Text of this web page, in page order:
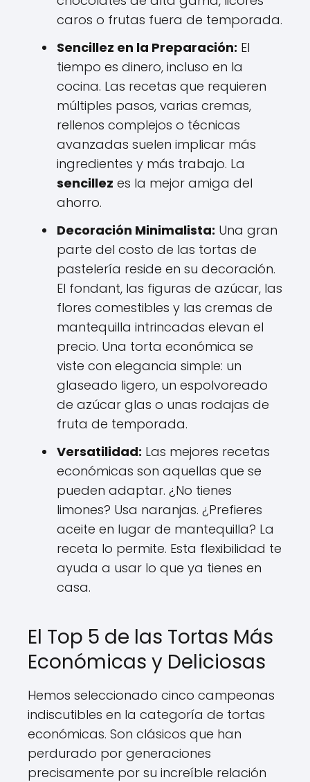
caros o frutas fuera de temporada.
Sencillez en la Preparación: El
tiempo es dinero, incluso en la
cocina. Las recetas que requieren
múltiples pasos, varias cremas,
rellenos complejos o técnicas
avanzadas suelen implicar más
ingredientes y más trabajo. La
sencillez es la mejor amiga del
ahorro.
Decoración Minimalista: Una gran
parte del costo de las tortas de
pastelería reside en su decoración.
El fondant, las figuras de azúcar, las
flores comestibles y las cremas de
mantequilla intrincadas elevan el
precio. Una torta económica se
viste con elegancia simple: un
glaseado ligero, un espolvoreado
de azúcar glas o unas rodajas de
fruta de temporada.
Versatilidad: Las mejores recetas
económicas son aquellas que se
pueden adaptar. ¿No tienes
limones? Usa naranjas. ¿Prefieres
aceite en lugar de mantequilla? La
receta lo permite. Esta flexibilidad te
ayuda a usar lo que ya tienes en
casa.
El Top 5 de las Tortas Más
Económicas y Deliciosas
Hemos seleccionado cinco campeonas
indiscutibles en la categoría de tortas
económicas. Son clásicos que han
perdurado por generaciones
precisamente por su increíble relación